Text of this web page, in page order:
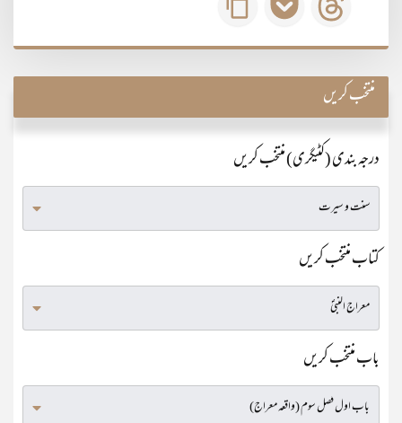
منتخب کریں
درجہ بندی (کٹیگری) منتخب کریں
کتاب منتخب کریں
باب منتخب کریں